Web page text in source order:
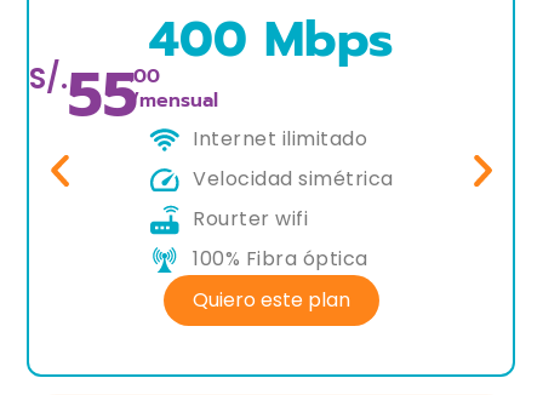
400 Mbps
S/.55.00
/mensual
Internet ilimitado
Velocidad simétrica
Rourter wifi
100% Fibra óptica
Quiero este plan